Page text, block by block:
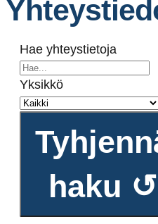
Hae yhteystietoja
Yksikkö
haku ↺